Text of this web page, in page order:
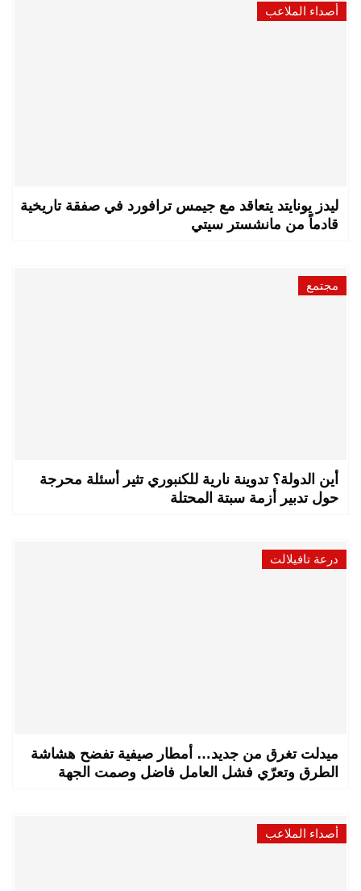
أصداء الملاعب
ليدز يونايتد يتعاقد مع جيمس ترافورد في صفقة تاريخية
قادماً من مانشستر سيتي
مجتمع
أين الدولة؟ تدوينة نارية للكنبوري تثير أسئلة محرجة
حول تدبير أزمة سبتة المحتلة
درعة تافيلالت
ميدلت تغرق من جديد… أمطار صيفية تفضح هشاشة
الطرق وتعرّي فشل العامل فاضل وصمت الجهة
أصداء الملاعب